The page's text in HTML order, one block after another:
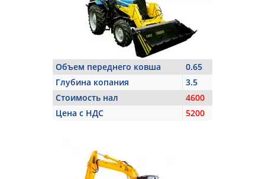
Объем переднего ковша
0.65
Глубина копания
3.5
Стоимость нал
4600
Цена с НДС
5200